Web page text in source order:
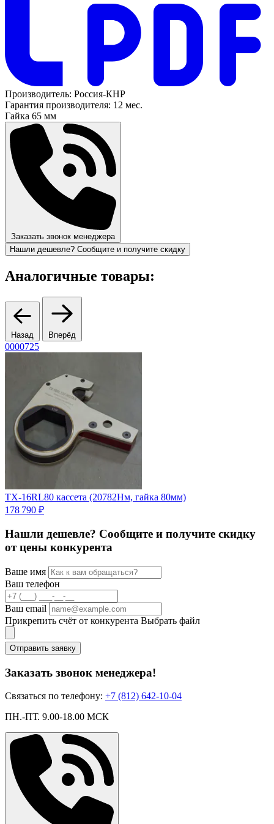
Производитель: Россия-КНР
Гарантия производителя: 12 мес.
Гайка 65 мм
Заказать звонок менеджера
Нашли дешевле? Сообщите и получите скидку
Аналогичные товары:
Назад Вперёд
0000725
TX-16RL80 кассета (20782Нм, гайка 80мм)
178 790 ₽
Нашли дешевле? Сообщите и получите скидку
от цены конкурента
Ваше имя
Ваш телефон
Ваш email
Прикрепить счёт от конкурента Выбрать файл
Отправить заявку
Заказать звонок менеджера!
Связаться по телефону: +7 (812) 642-10-04
ПН.-ПТ. 9.00-18.00 МСК